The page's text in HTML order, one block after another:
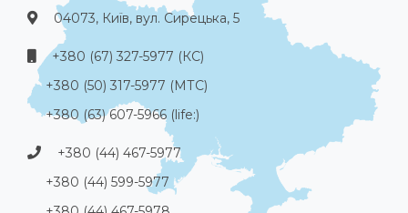
04073, Київ, вул. Сирецька, 5
+380 (67) 327-5977 (КС)
+380 (50) 317-5977 (МТС)
+380 (63) 607-5966 (life:)
+380 (44) 467-5977
+380 (44) 599-5977